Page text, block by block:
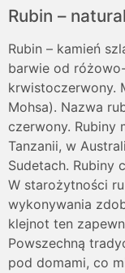
Rubin –
Rubin – kamień
barwie od
krwistoczerwony.
Mohsa). Nazwa
czerwony. Rubiny
Tanzanii, w
Sudetach. Rubiny
W starożytności
wykonywania
klejnot ten
Powszechną
pod domami, co